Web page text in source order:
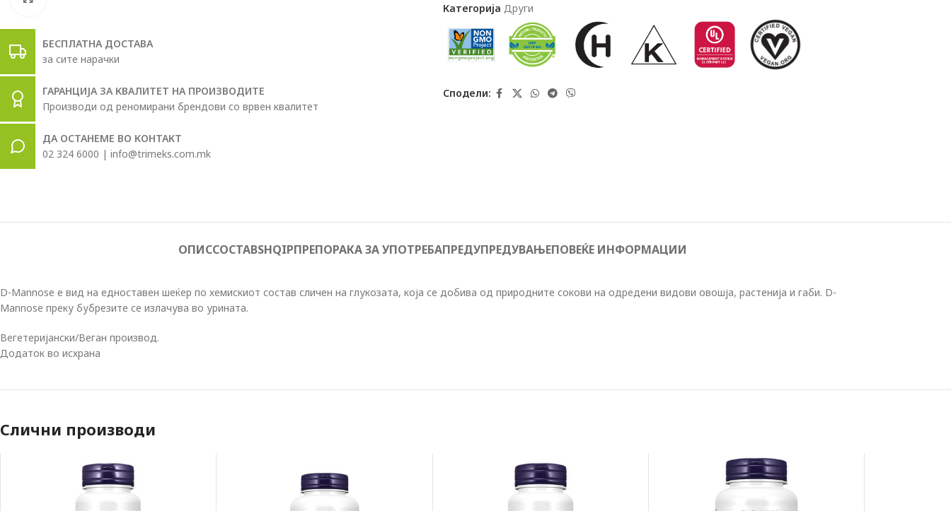
БЕСПЛАТНА ДОСТАВА
за сите нарачки
ГАРАНЦИЈА ЗА КВАЛИТЕТ НА ПРОИЗВОДИТЕ
Производи од реномирани брендови со врвен квалитет
ДА ОСТАНЕМЕ ВО КОНТАКТ
02 324 6000 | info@trimeks.com.mk
Категорија Други
Сподели:
ОПИССОСТАВSHQIPПРЕПОРАКА ЗА УПОТРЕБАПРЕДУПРЕДУВАЊЕПОВЕЌЕ ИНФОРМАЦИИ
D-Mannose е вид на едноставен шеќер по хемискиот состав сличен на глукозата, која се добива од природните сокови на одредени видови овошја, растенија и габи. D-
Mannose преку бубрезите се излачува во урината.
Вегетеријански/Веган производ.
Додаток во исхрана
Слични производи